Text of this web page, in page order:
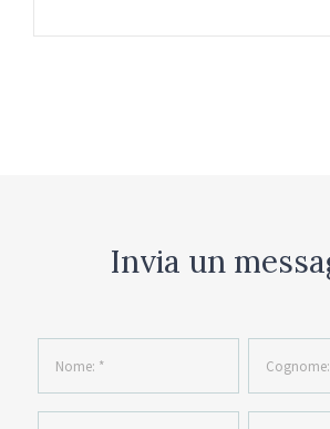
Invia un